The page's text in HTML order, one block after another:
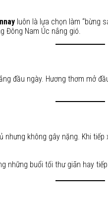
luôn là lựa chọn làm “bừng
Đông Nam Úc nắng gió.
đầu ngày. Hương thơm mở
nhưng không gây nặng. Khi
những buổi tối thư giãn hay